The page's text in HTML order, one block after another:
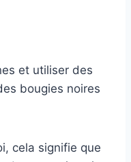
et utiliser des
bougies noires
cela signifie que